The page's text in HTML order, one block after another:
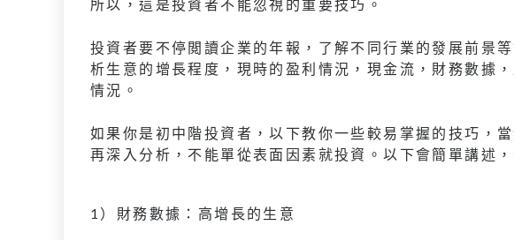
所以，這是投資者不能忽視的重要技巧。
投資者要不停閲讀企業的年報，了解不同行業的發展前景
析生意的增長程度，現時的盈利情況，現金流，財務數據
情況。
如果你是初中階投資者，以下教你一些較易掌握的技巧，
再深入分析，不能單從表面因素就投資。以下會簡單講述
1）財務數據：高增長的生意